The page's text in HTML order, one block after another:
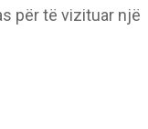
për të vizituar një